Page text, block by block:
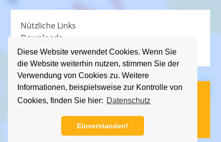
Diese Website verwendet Cookies. Wenn Sie
die Website weiterhin nutzen, stimmen Sie der
Verwendung von Cookies zu. Weitere
Informationen, beispielsweise zur Kontrolle von
Cookies, finden Sie hier: Datenschutz
Einverstanden!
n
h
o
b
e
n
Nützliche Links
Downloads
Schullied
Impressum|Datenschutz